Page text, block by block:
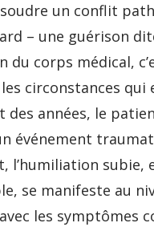
un conflit
– une guérison
du corps médical,
circonstances qui
années, le
l’humiliation subie,
se manifeste au
les symptômes